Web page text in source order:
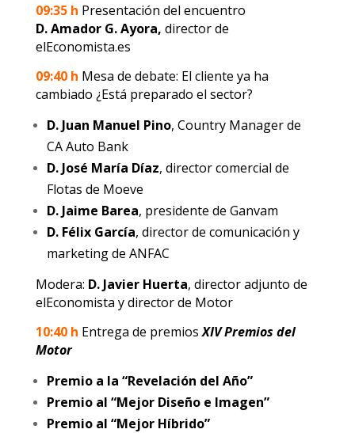
09:35 h Presentación del encuentro
D. Amador G. Ayora, director de
elEconomista.es
09:40 h Mesa de debate: El cliente ya ha
cambiado ¿Está preparado el sector?
D. Juan Manuel Pino, Country Manager de
CA Auto Bank
D. José María Díaz, director comercial de
Flotas de Moeve
D. Jaime Barea, presidente de Ganvam
D. Félix García, director de comunicación y
marketing de ANFAC
Modera: D. Javier Huerta, director adjunto de
elEconomista y director de Motor
10:40 h Entrega de premiosXIV Premios del
Motor
Premio a la “Revelación del Año”
Premio al “Mejor Diseño e Imagen”
Premio al “Mejor Híbrido”